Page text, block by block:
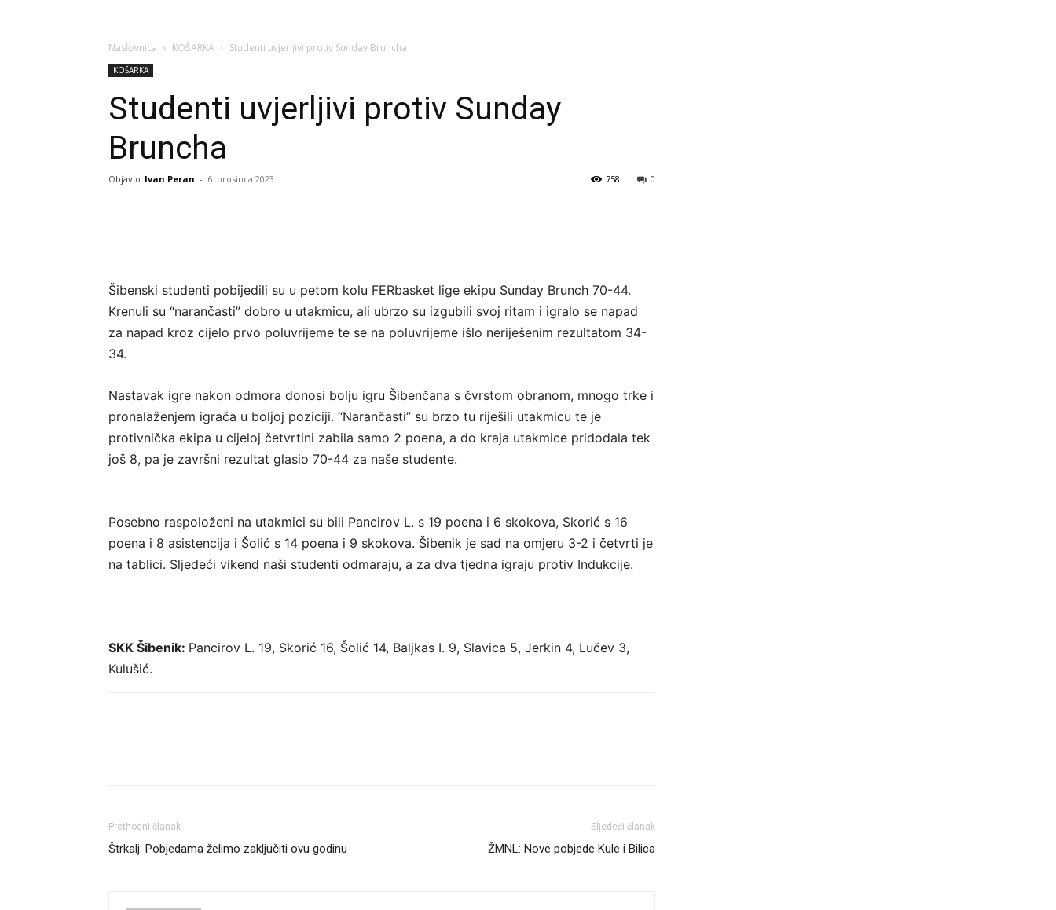
Naslovnica KOŠARKA Studenti uvjerljivi protiv Sunday Bruncha
KOŠARKA
Studenti uvjerljivi protiv Sunday
Bruncha
Objavio Ivan Peran - 6. prosinca 2023. 0
758
Šibenski studenti pobijedili su u petom kolu FERbasket lige ekipu Sunday Brunch 70-44.
Krenuli su “narančasti” dobro u utakmicu, ali ubrzo su izgubili svoj ritam i igralo se napad
za napad kroz cijelo prvo poluvrijeme te se na poluvrijeme išlo neriješenim rezultatom 34-
34.
Nastavak igre nakon odmora donosi bolju igru Šibenčana s čvrstom obranom, mnogo trke i
pronalaženjem igrača u boljoj poziciji. “Narančasti” su brzo tu riješili utakmicu te je
protivnička ekipa u cijeloj četvrtini zabila samo 2 poena, a do kraja utakmice pridodala tek
još 8, pa je završni rezultat glasio 70-44 za naše studente.
Posebno raspoloženi na utakmici su bili Pancirov L. s 19 poena i 6 skokova, Skorić s 16
poena i 8 asistencija i Šolić s 14 poena i 9 skokova. Šibenik je sad na omjeru 3-2 i četvrti je
na tablici. Sljedeći vikend naši studenti odmaraju, a za dva tjedna igraju protiv Indukcije.
SKK Šibenik: Pancirov L. 19, Skorić 16, Šolić 14, Baljkas I. 9, Slavica 5, Jerkin 4, Lučev 3,
Kulušić.
Prethodni članak
Štrkalj: Pobjedama želimo zaključiti ovu godinu
Sljedeći članak
ŽMNL: Nove pobjede Kule i Bilica